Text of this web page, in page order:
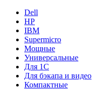
Dell
HP
IBM
Supermicro
Мощные
Универсальные
Для 1С
Для бэкапа и видео
Компактные